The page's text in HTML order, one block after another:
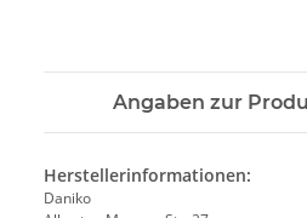
Angaben zur
Herstellerinformationen:
Daniko